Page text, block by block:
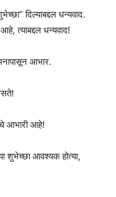
दिल्याबद्दल धन्यवाद.
त्याबद्दल धन्यवाद!
मनापासून आभार.
आभारी आहे!
शुभेच्छा आवश्यक होत्या,